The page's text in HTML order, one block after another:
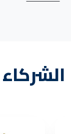
الشركاء